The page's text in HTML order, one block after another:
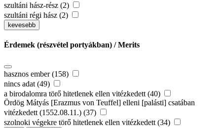
szultáni hász-rész (2)
szultáni régi hász (2)
kevesebb
Érdemek (részvétel portyákban) / Merits
hasznos ember (158)
nincs adat (49)
a birodalomra törő hitetlenek ellen vitézkedett (40)
Ördög Mátyás [Erazmus von Teuffel] elleni [palásti] csatában
vitézkedett (1552.08.11.) (37)
szolnoki végekre törő hitetlenek ellen vitézkedett (34)